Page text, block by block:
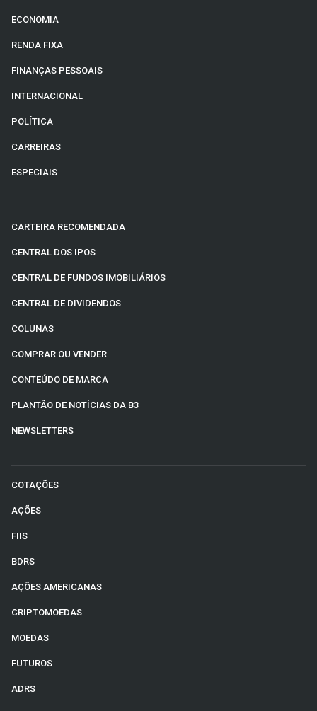
ECONOMIA
RENDA FIXA
FINANÇAS PESSOAIS
INTERNACIONAL
POLÍTICA
CARREIRAS
ESPECIAIS
CARTEIRA RECOMENDADA
CENTRAL DOS IPOS
CENTRAL DE FUNDOS IMOBILIÁRIOS
CENTRAL DE DIVIDENDOS
COLUNAS
COMPRAR OU VENDER
CONTEÚDO DE MARCA
PLANTÃO DE NOTÍCIAS DA B3
NEWSLETTERS
COTAÇÕES
AÇÕES
FIIS
BDRS
AÇÕES AMERICANAS
CRIPTOMOEDAS
MOEDAS
FUTUROS
ADRS